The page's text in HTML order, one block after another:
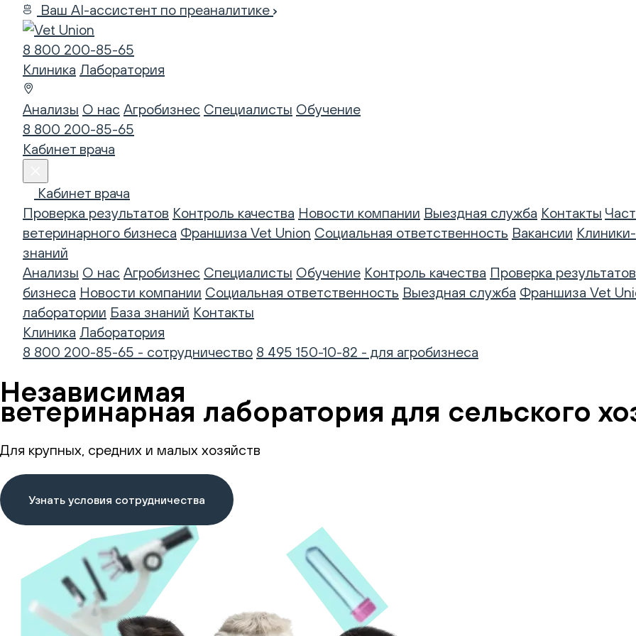
Ваш AI-ассистент по преаналитике
8 800 200-85-65
Клиника Лаборатория
Анализы О нас Агробизнес Специалисты Обучение
8 800 200-85-65
Кабинет врача
Кабинет врача
Проверка результатов Контроль качества Новости компании Выездная служба Контакты
ветеринарного бизнеса Франшиза Vet Union Социальная ответственность Вакансии
знаний
Анализы О нас Агробизнес Специалисты Обучение Контроль качества Проверка
бизнеса Новости компании Социальная ответственность Выездная служба Франшиза Vet
лаборатории База знаний Контакты
Клиника Лаборатория
8 800 200-85-65 - сотрудничество 8 495 150-10-82 - для агробизнеса
Независимая
ветеринарная лаборатория для сельского
Для крупных, средних и малых хозяйств
Узнать условия сотрудничества